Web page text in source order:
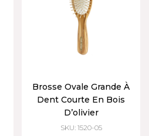
Brosse Ovale Grande À
Dent Courte En Bois
D’olivier
SKU: 1520-05